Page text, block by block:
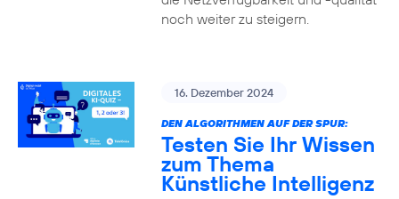
noch weiter zu steigern.
16. Dezember 2024
DEN ALGORITHMEN AUF DER SPUR:
Testen Sie Ihr Wissen
zum Thema
Künstliche Intelligenz